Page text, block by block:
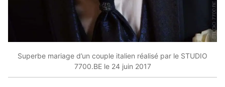
Superbe mariage d’un couple italien réalisé par le STUDIO
7700.BE le 24 juin 2017